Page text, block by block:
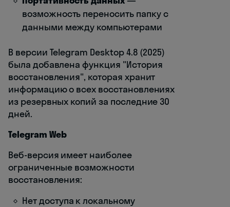
возможность переносить папку с
данными между компьютерами
В версии Telegram Desktop 4.8 (2025)
была добавлена функция "История
восстановления", которая хранит
информацию о всех восстановлениях
из резервных копий за последние 30
дней.
Telegram Web
Веб-версия имеет наиболее
ограниченные возможности
восстановления:
Нет доступа к локальному